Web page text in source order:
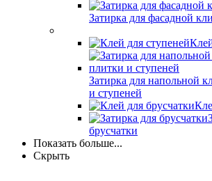
Затирка для фасадной
Затирка для напольной
и ступеней
брусчатки
Показать больше...
Скрыть